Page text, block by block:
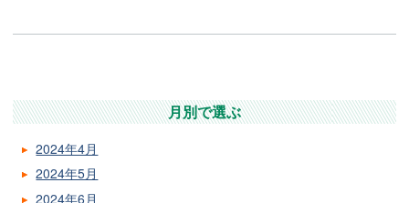
月別で選ぶ
2024年4月
2024年5月
2024年6月